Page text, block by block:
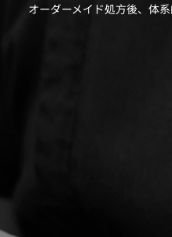
オーダーメイド処方後、体